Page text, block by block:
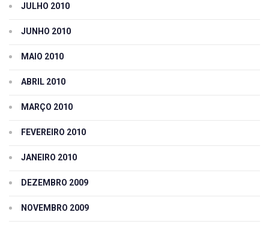
JULHO 2010
JUNHO 2010
MAIO 2010
ABRIL 2010
MARÇO 2010
FEVEREIRO 2010
JANEIRO 2010
DEZEMBRO 2009
NOVEMBRO 2009